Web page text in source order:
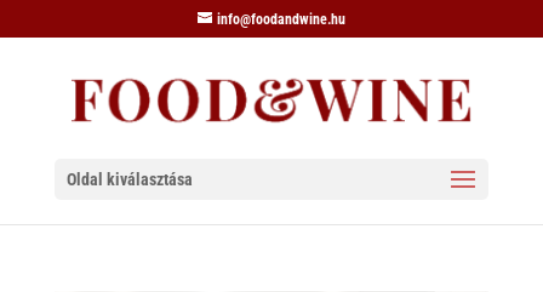
info@foodandwine.hu
Oldal kiválasztása